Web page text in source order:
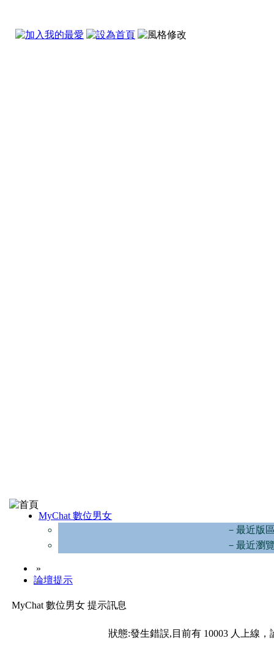
MyChat 數位男女
－最近版
－最近瀏
»
論壇提示
MyChat 數位男女 提示訊息
狀態:發生錯誤,目前有 10003 人上線